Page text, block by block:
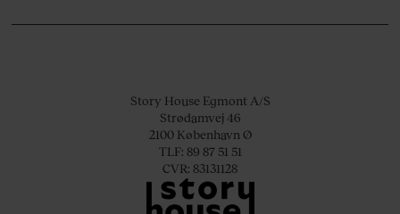
Story House Egmont A/S
Strødamvej 46
2100 København Ø
TLF: 89 87 51 51
CVR: 83131128